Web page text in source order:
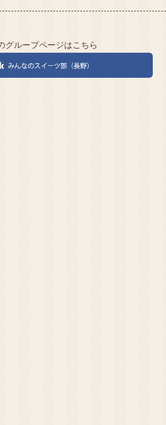
グループページはこちら